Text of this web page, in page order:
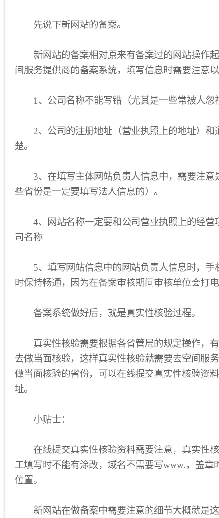
先说下新网站的备案。
新网站的备案相对原来有备案过的网站操作起
间服务提供商的备案系统，填写信息时需要注意
1、公司名称不能写错（尤其是一些常被人忽
2、公司的注册地址（营业执照上的地址）和
楚。
3、在填写主体网站负责人信息中，需要注意
些省份是一定要填写法人信息的）。
4、网站名称一定要和公司营业执照上的经营
司名称
5、填写网站信息中的网站负责人信息时，手
时保持畅通，因为在备案审核期间审核单位会打
备案系统做好后，就是真实性核验过程。
真实性核验需要根据各省管局的规定操作，有
去做当面核验，这样真实性核验就需要去空间服
做当面核验的省份，可以在线提交真实性核验资
址。
小贴士：
在线提交真实性核验资料需要注意，真实性核
工填写时不能有涂改，域名不需要写www.，盖章
位置。
新网站在做备案中需要注意的细节大概就是这